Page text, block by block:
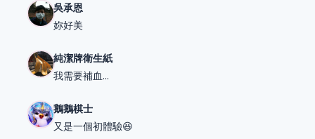
吳承恩
妳好美
純潔牌衛生紙
我需要補血...
鵝鵝棋士
又是一個初體驗😆